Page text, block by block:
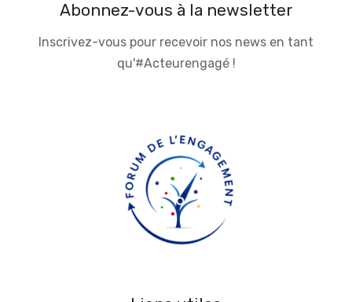
Abonnez-vous à la newsletter
Inscrivez-vous pour recevoir nos news en tant
qu'#Acteurengagé !